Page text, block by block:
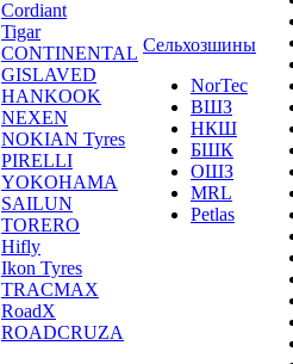
Cordiant
Tigar
CONTINENTAL
GISLAVED
HANKOOK
NEXEN
NOKIAN Tyres
PIRELLI
YOKOHAMA
SAILUN
TORERO
Hifly
Ikon Tyres
TRACMAX
RoadX
ROADCRUZA
Сельхозшины
NorTec
ВШЗ
НКШ
БШК
ОШЗ
MRL
Petlas